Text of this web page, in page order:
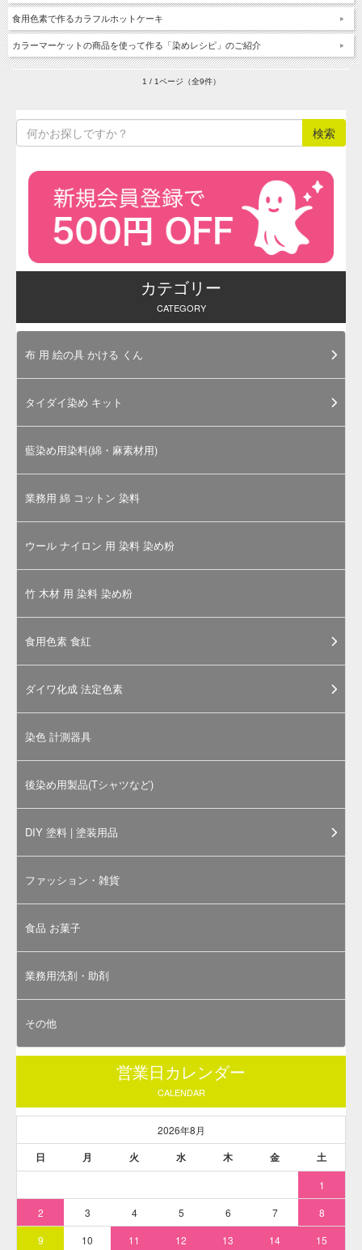
食用色素で作るカラフルホットケーキ
カラーマーケットの商品を使って作る「染めレシピ」のご紹介
1 / 1ページ（全9件）